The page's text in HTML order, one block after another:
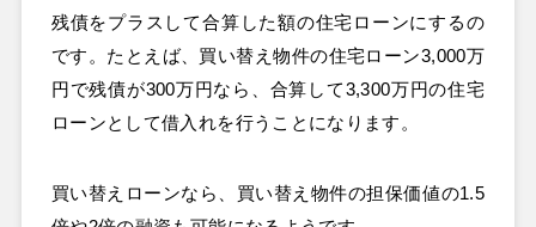
残債をプラスして合算した額の住宅ローンにするの
です。たとえば、買い替え物件の住宅ローン3,000万
円で残債が300万円なら、合算して3,300万円の住宅
ローンとして借入れを行うことになります。
買い替えローンなら、買い替え物件の担保価値の1.5